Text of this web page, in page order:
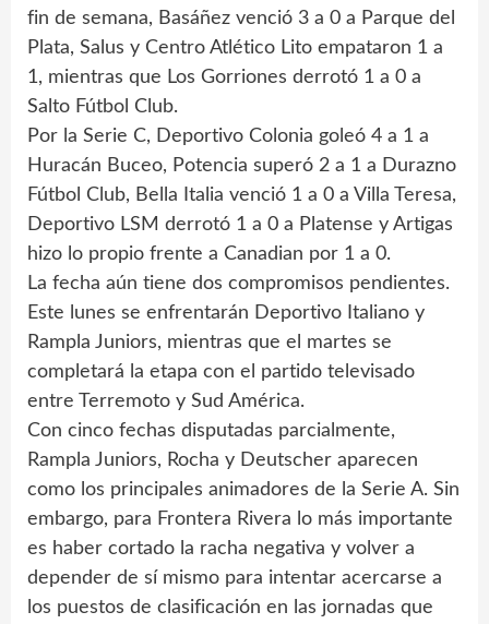
fin de semana, Basáñez venció 3 a 0 a Parque del
Plata, Salus y Centro Atlético Lito empataron 1 a
1, mientras que Los Gorriones derrotó 1 a 0 a
Salto Fútbol Club.
Por la Serie C, Deportivo Colonia goleó 4 a 1 a
Huracán Buceo, Potencia superó 2 a 1 a Durazno
Fútbol Club, Bella Italia venció 1 a 0 a Villa Teresa,
Deportivo LSM derrotó 1 a 0 a Platense y Artigas
hizo lo propio frente a Canadian por 1 a 0.
La fecha aún tiene dos compromisos pendientes.
Este lunes se enfrentarán Deportivo Italiano y
Rampla Juniors, mientras que el martes se
completará la etapa con el partido televisado
entre Terremoto y Sud América.
Con cinco fechas disputadas parcialmente,
Rampla Juniors, Rocha y Deutscher aparecen
como los principales animadores de la Serie A. Sin
embargo, para Frontera Rivera lo más importante
es haber cortado la racha negativa y volver a
depender de sí mismo para intentar acercarse a
los puestos de clasificación en las jornadas que